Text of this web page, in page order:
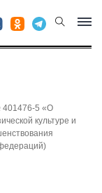
401476-5 «О
культуре и